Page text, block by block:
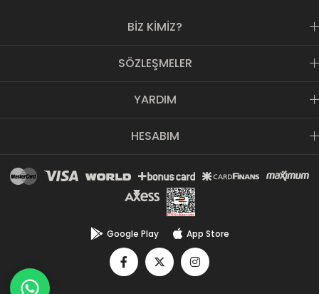
BİZ KİMİZ?
SÖZLEŞMELER
YARDIM
HESABIM
Google Play App Store